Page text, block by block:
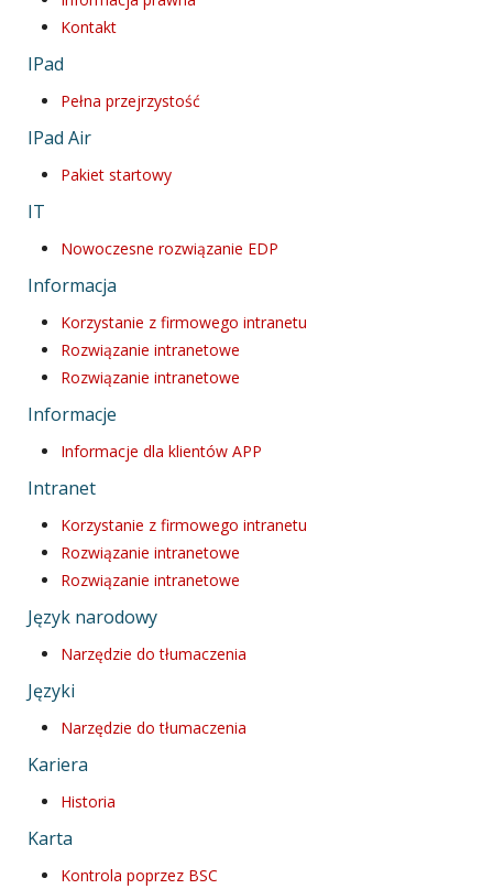
Kontakt
IPad
Pełna przejrzystość
IPad Air
Pakiet startowy
IT
Nowoczesne rozwiązanie EDP
Informacja
Korzystanie z firmowego intranetu
Rozwiązanie intranetowe
Rozwiązanie intranetowe
Informacje
Informacje dla klientów APP
Intranet
Korzystanie z firmowego intranetu
Rozwiązanie intranetowe
Rozwiązanie intranetowe
Język narodowy
Narzędzie do tłumaczenia
Języki
Narzędzie do tłumaczenia
Kariera
Historia
Karta
Kontrola poprzez BSC